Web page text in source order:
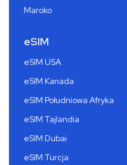
Maroko
eSIM
eSIM USA
eSIM Kanada
eSIM Południowa Afryka
eSIM Tajlandia
eSIM Dubai
eSIM Turcja